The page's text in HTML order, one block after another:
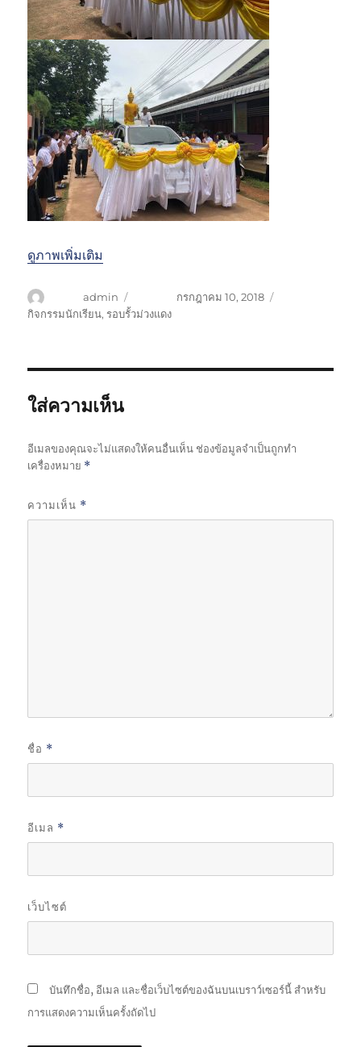
ดูภาพเพิ่มเติม
ผู้เขียนadmin กรกฎาคม 10, 2018
กิจกรรมนักเรียน,รอบรั้วม่วงแดง
ใส่ความเห็น
อีเมลของคุณจะไม่แสดงให้คนอื่นเห็น ช่องข้อมูลจำเป็นถูกทำ
เครื่องหมาย *
ความเห็น *
ชื่อ *
อีเมล *
เว็บไซต์
บันทึกชื่อ, อีเมล และชื่อเว็บไซต์ของฉันบนเบราว์เซอร์นี้ สำหรับ
การแสดงความเห็นครั้งถัดไป